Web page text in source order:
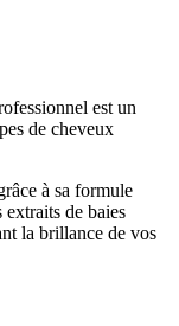
est un
de cheveux
à sa formule
de baies
la brillance de vos